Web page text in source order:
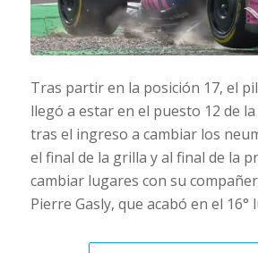
Tras partir en la posición 17, el
llegó a estar en el puesto 12 de
tras el ingreso a cambiar los
el final de la grilla y al final de la
cambiar lugares con su
Pierre Gasly, que acabó en el 16°